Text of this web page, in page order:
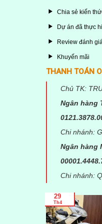
Email *
Chia sẻ kiến
Dự án đã thực
Review đánh
Khuyến mãi
THANH TOÁN
Chủ TK:
Ngân hàng
Chi nhánh:
Ngân hàng
Chi nhánh:
29
Th4